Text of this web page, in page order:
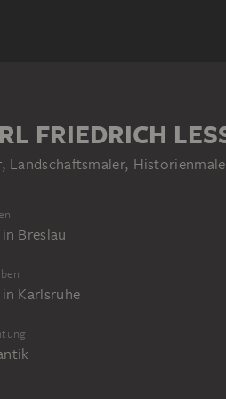
FRIEDRICH
Landschaftsmaler,
in Breslau
in Karlsruhe